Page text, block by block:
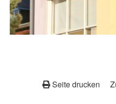
Seite drucken